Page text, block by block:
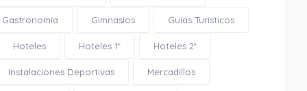
Gastronomía Gimnasios Guías Turísticos
Hoteles Hoteles 1* Hoteles 2*
Instalaciones Deportivas Mercadillos
Plaza de la Rosa